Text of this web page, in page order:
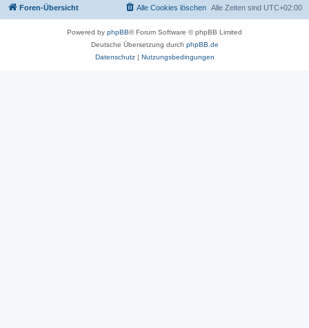
Foren-Übersicht Alle Zeiten sind UTC+02:00
Alle Cookies löschen
Powered by phpBB® Forum Software © phpBB Limited
Deutsche Übersetzung durch phpBB.de
Datenschutz| Nutzungsbedingungen